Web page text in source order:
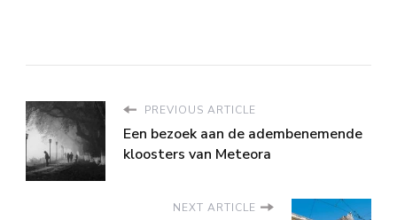
PREVIOUS ARTICLE
Een bezoek aan de adembenemende
kloosters van Meteora
NEXT ARTICLE